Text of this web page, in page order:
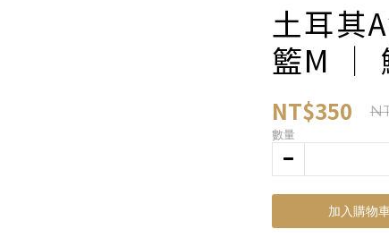
土耳其
籃M │
NT$350
數量
加入購物